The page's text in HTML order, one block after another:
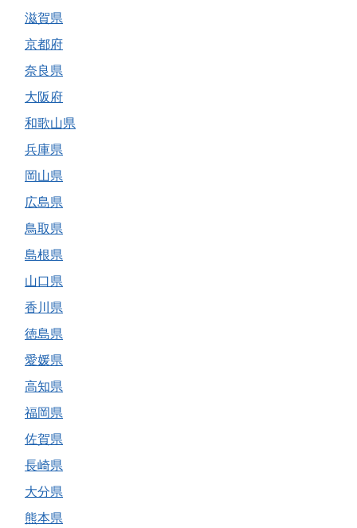
滋賀県
京都府
奈良県
大阪府
和歌山県
兵庫県
岡山県
広島県
鳥取県
島根県
山口県
香川県
徳島県
愛媛県
高知県
福岡県
佐賀県
長崎県
大分県
熊本県